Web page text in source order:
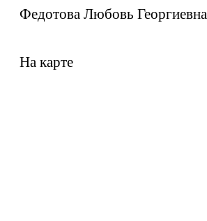
Федотова Любовь Георгиевна
На карте